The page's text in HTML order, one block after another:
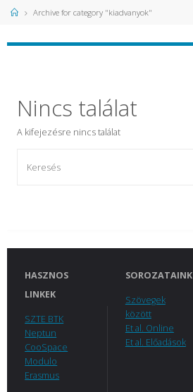
KezdőlapArchive for category "kiadvanyok"
Nincs találat
A kifejezésre nincs találat
HASZNOS
LINKEK
SZTE BTK
Neptun
CooSpace
Modulo
Erasmus
SOROZATAINK
Szövegek
között
Et al. Online
Et al. Előadások